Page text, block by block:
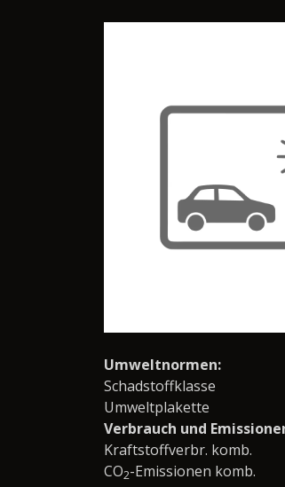
Umweltnormen:
Schadstoffklasse
Umweltplakette
Verbrauch und
Kraftstoffverbr. komb.
CO2-Emissionen komb.